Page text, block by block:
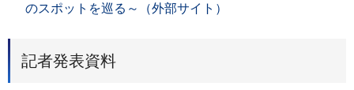
のスポットを巡る～（外部サイト）
記者発表資料